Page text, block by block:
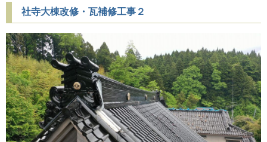
社寺大棟改修・瓦補修工事２